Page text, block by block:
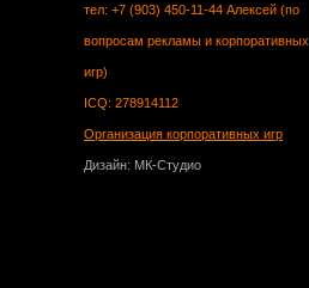
тел: +7 (903) 450-11-44 Алексей (по
вопросам рекламы и корпоративных
игр)
ICQ: 278914112
Организация корпоративных игр
Дизайн: МК-Студио